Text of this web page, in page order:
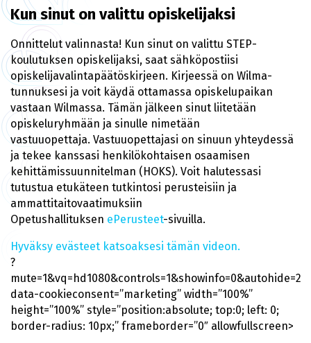
Kun sinut on valittu opiskelijaksi
Onnittelut valinnasta! Kun sinut on valittu STEP-
koulutuksen opiskelijaksi, saat sähköpostiisi
opiskelijavalintapäätöskirjeen. Kirjeessä on Wilma-
tunnuksesi ja voit käydä ottamassa opiskelupaikan
vastaan Wilmassa. Tämän jälkeen sinut liitetään
opiskeluryhmään ja sinulle nimetään
vastuuopettaja. Vastuuopettajasi on sinuun yhteydessä
ja tekee kanssasi henkilökohtaisen osaamisen
kehittämissuunnitelman (HOKS). Voit halutessasi
tutustua etukäteen tutkintosi perusteisiin ja
ammattitaitovaatimuksiin
Opetushallituksen ePerusteet-sivuilla.
Hyväksy evästeet katsoaksesi tämän videon.
?
data-cookieconsent=”marketing” width=”100%”
height=”100%” style=”position:absolute; top:0; left: 0;
border-radius: 10px;” frameborder=”0″ allowfullscreen>